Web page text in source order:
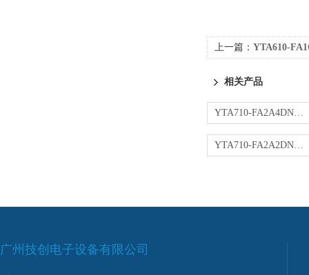
上一篇： YTA610-
相关产品
YTA710-FA2A4DN变送器
YTA710-FA2A2DN变送器
广州技创电子设备有限公司